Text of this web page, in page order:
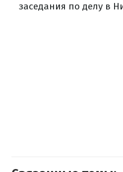
заседания по делу в